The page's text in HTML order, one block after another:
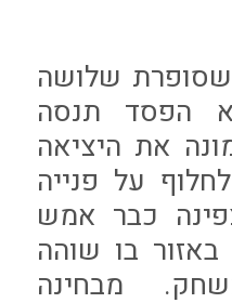
שלושה
הפסד תנסה
את היציאה
על פנייה
כבר אמש
בו שוהה
מבחינה